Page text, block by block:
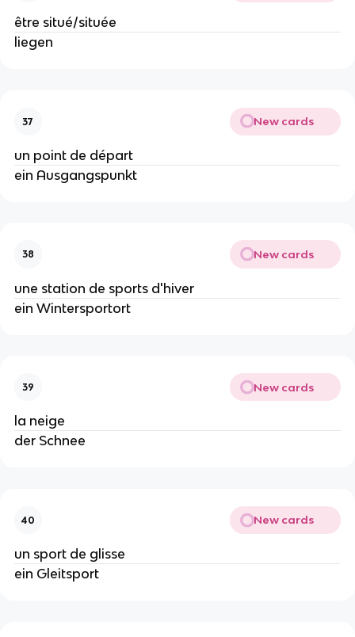
être situé/située
liegen
37 New cards
un point de départ
ein Ausgangspunkt
38 New cards
une station de sports d'hiver
ein Wintersportort
39 New cards
la neige
der Schnee
40 New cards
un sport de glisse
ein Gleitsport